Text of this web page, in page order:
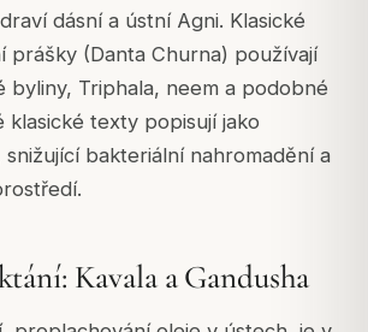
dásní a ústní Agni. Klasické
prášky (Danta Churna) používají
byliny, Triphala, neem a podobné
texty popisují jako
snižující bakteriální nahromadění a
Kavala a Gandusha